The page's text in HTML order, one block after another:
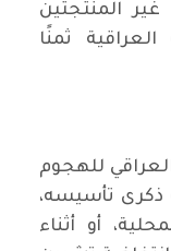
غير المنتجتين
ثمنًا
للهجوم
ذكرى تأسيسه،
أو أثناء